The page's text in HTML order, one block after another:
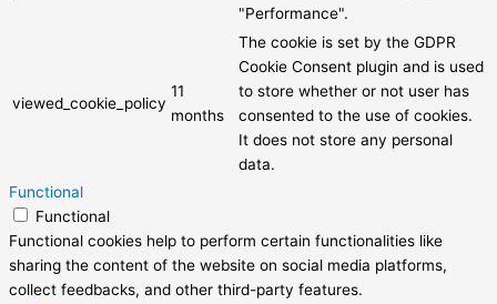
"Performance".
viewed_cookie_policy
11
months
The cookie is set by the GDPR
Cookie Consent plugin and is used
to store whether or not user has
consented to the use of cookies.
It does not store any personal
data.
Functional
Functional
Functional cookies help to perform certain functionalities like
sharing the content of the website on social media platforms,
collect feedbacks, and other third-party features.